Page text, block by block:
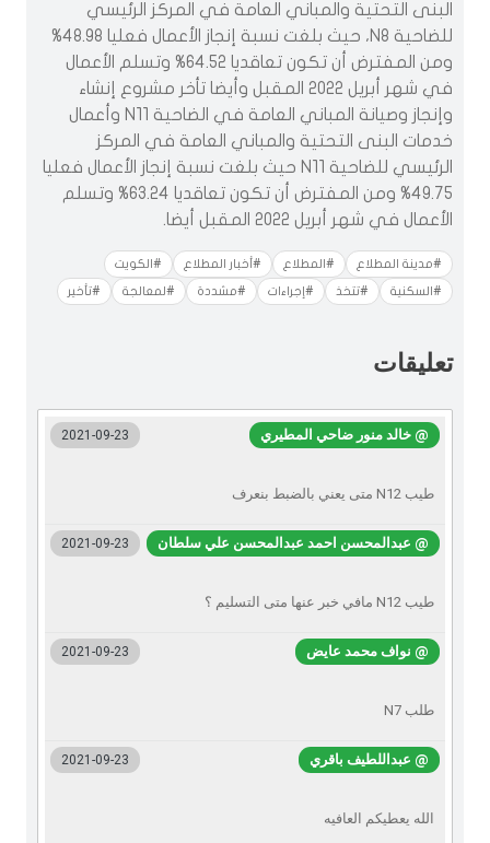
البنى التحتية والمباني العامة في المركز الرئيسي
للضاحية N8، حيث بلغت نسبة إنجاز الأعمال فعليا 48.98‎‎%
ومن المفترض أن تكون تعاقديا 64.52‎‎% وتسلم الأعمال
في شهر أبريل 2022 المقبل وأيضا تأخر مشروع إنشاء
وإنجاز وصيانة المباني العامة في الضاحية N11 وأعمال
خدمات البنى التحتية والمباني العامة في المركز
الرئيسي للضاحية N11 حيث بلغت نسبة إنجاز الأعمال فعليا
49.75‎‎% ومن المفترض أن تكون تعاقديا 63.24‎‎% وتسلم
الأعمال في شهر أبريل 2022 المقبل أيضا.
#مدينة المطلاع #المطلاع #أخبار المطلاع #الكويت
#السكنية #تتخذ #إجراءات #مشددة #لمعالجة #تأخير
تعليقات
@ خالد منور ضاحي المطيري 2021-09-23
طيب N12 متى يعني بالضبط بنعرف
@ عبدالمحسن احمد عبدالمحسن علي سلطان 2021-09-23
طيب N12 مافي خبر عنها متى التسليم ؟
@ نواف محمد عايض 2021-09-23
طلب N7
@ عبداللطيف باقري 2021-09-23
الله يعطيكم العافيه